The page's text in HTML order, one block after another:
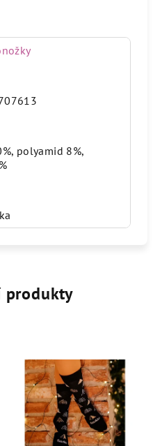
polyamid 8%,
produkty